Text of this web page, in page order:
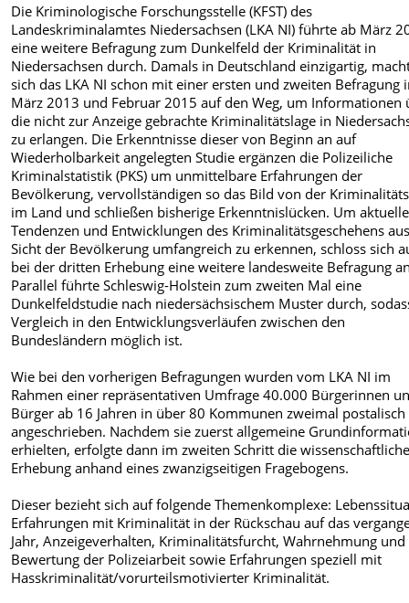
Die Kriminologische Forschungsstelle (KFST) des
Landeskriminalamtes Niedersachsen (LKA NI) führte ab März
eine weitere Befragung zum Dunkelfeld der Kriminalität in
Niedersachsen durch. Damals in Deutschland einzigartig,
sich das LKA NI schon mit einer ersten und zweiten Befragung
März 2013 und Februar 2015 auf den Weg, um Informationen
die nicht zur Anzeige gebrachte Kriminalitätslage in
zu erlangen. Die Erkenntnisse dieser von Beginn an auf
Wiederholbarkeit angelegten Studie ergänzen die Polizeiliche
Kriminalstatistik (PKS) um unmittelbare Erfahrungen der
Bevölkerung, vervollständigen so das Bild von der
im Land und schließen bisherige Erkenntnislücken. Um aktuelle
Tendenzen und Entwicklungen des Kriminalitätsgeschehens
Sicht der Bevölkerung umfangreich zu erkennen, schloss sich
bei der dritten Erhebung eine weitere landesweite Befragung
Parallel führte Schleswig-Holstein zum zweiten Mal eine
Dunkelfeldstudie nach niedersächsischem Muster durch,
Vergleich in den Entwicklungsverläufen zwischen den
Bundesländern möglich ist.
Wie bei den vorherigen Befragungen wurden vom LKA NI im
Rahmen einer repräsentativen Umfrage 40.000 Bürgerinnen
Bürger ab 16 Jahren in über 80 Kommunen zweimal postalisch
angeschrieben. Nachdem sie zuerst allgemeine
erhielten, erfolgte dann im zweiten Schritt die
Erhebung anhand eines zwanzigseitigen Fragebogens.
Dieser bezieht sich auf folgende Themenkomplexe:
Erfahrungen mit Kriminalität in der Rückschau auf das
Jahr, Anzeigeverhalten, Kriminalitätsfurcht, Wahrnehmung und
Bewertung der Polizeiarbeit sowie Erfahrungen speziell mit
Hasskriminalität/vorurteilsmotivierter Kriminalität.